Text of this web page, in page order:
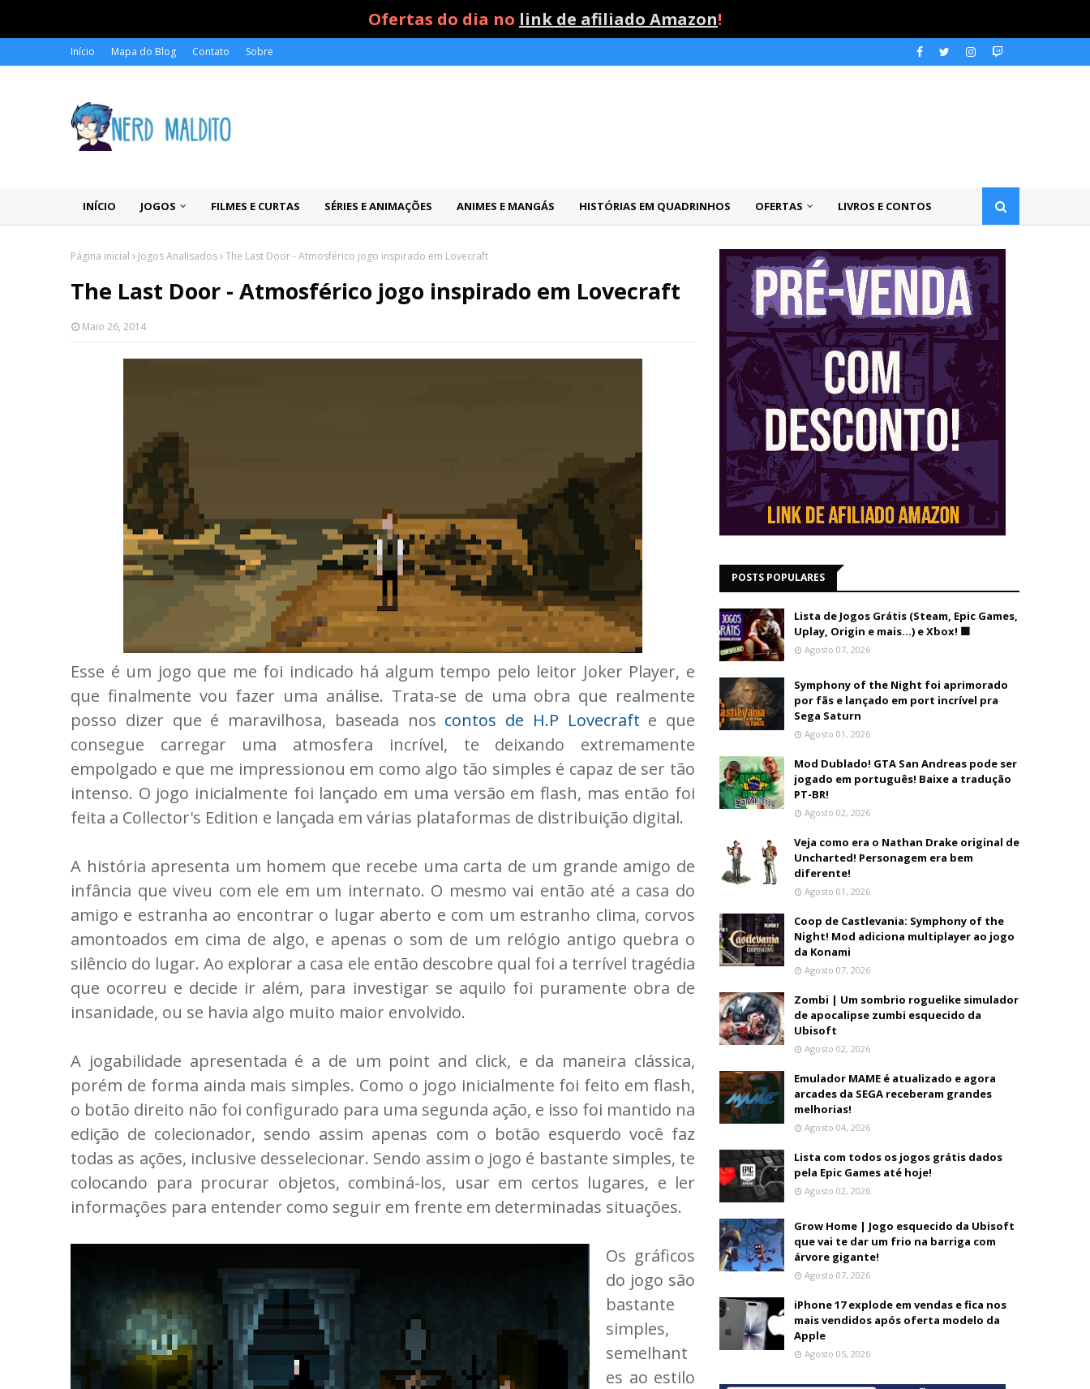
Ofertas do dia no link de afiliado Amazon!
Início Mapa do Blog Contato Sobre
INÍCIO JOGOS FILMES E CURTAS SÉRIES E ANIMAÇÕES ANIMES E MANGÁS HISTÓRIAS EM QUADRINHOS OFERTAS LIVROS E CONTOS
Página inicial Jogos Analisados The Last Door - Atmosférico jogo inspirado em Lovecraft
The Last Door - Atmosférico jogo inspirado em Lovecraft
Maio 26, 2014
Esse é um jogo que me foi indicado há algum tempo pelo leitor Joker Player, e
que finalmente vou fazer uma análise. Trata-se de uma obra que realmente
posso dizer que é maravilhosa, baseada nos contos de H.P Lovecraft e que
consegue carregar uma atmosfera incrível, te deixando extremamente
empolgado e que me impressionou em como algo tão simples é capaz de ser tão
intenso. O jogo inicialmente foi lançado em uma versão em flash, mas então foi
feita a Collector's Edition e lançada em várias plataformas de distribuição digital.
A história apresenta um homem que recebe uma carta de um grande amigo de
infância que viveu com ele em um internato. O mesmo vai então até a casa do
amigo e estranha ao encontrar o lugar aberto e com um estranho clima, corvos
amontoados em cima de algo, e apenas o som de um relógio antigo quebra o
silêncio do lugar. Ao explorar a casa ele então descobre qual foi a terrível tragédia
que ocorreu e decide ir além, para investigar se aquilo foi puramente obra de
insanidade, ou se havia algo muito maior envolvido.
A jogabilidade apresentada é a de um point and click, e da maneira clássica,
porém de forma ainda mais simples. Como o jogo inicialmente foi feito em flash,
o botão direito não foi configurado para uma segunda ação, e isso foi mantido na
edição de colecionador, sendo assim apenas com o botão esquerdo você faz
todas as ações, inclusive desselecionar. Sendo assim o jogo é bastante simples, te
colocando para procurar objetos, combiná-los, usar em certos lugares, e ler
informações para entender como seguir em frente em determinadas situações.
Os gráficos
do jogo são
bastante
simples,
semelhant
es ao estilo
POSTS POPULARES
Lista de Jogos Grátis (Steam, Epic Games,
Uplay, Origin e mais...) e Xbox! 🟩
Agosto 07, 2026
Symphony of the Night foi aprimorado
por fãs e lançado em port incrível pra
Sega Saturn
Agosto 01, 2026
Mod Dublado! GTA San Andreas pode ser
jogado em português! Baixe a tradução
PT-BR!
Agosto 02, 2026
Veja como era o Nathan Drake original de
Uncharted! Personagem era bem
diferente!
Agosto 01, 2026
Coop de Castlevania: Symphony of the
Night! Mod adiciona multiplayer ao jogo
da Konami
Agosto 07, 2026
Zombi | Um sombrio roguelike simulador
de apocalipse zumbi esquecido da
Ubisoft
Agosto 02, 2026
Emulador MAME é atualizado e agora
arcades da SEGA receberam grandes
melhorias!
Agosto 04, 2026
Lista com todos os jogos grátis dados
pela Epic Games até hoje!
Agosto 02, 2026
Grow Home | Jogo esquecido da Ubisoft
que vai te dar um frio na barriga com
árvore gigante!
Agosto 07, 2026
iPhone 17 explode em vendas e fica nos
mais vendidos após oferta modelo da
Apple
Agosto 05, 2026